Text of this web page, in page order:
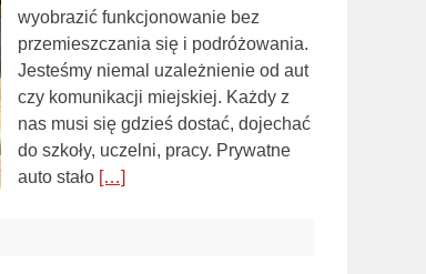
wyobrazić funkcjonowanie bez
przemieszczania się i podróżowania.
Jesteśmy niemal uzależnienie od aut
czy komunikacji miejskiej. Każdy z
nas musi się gdzieś dostać, dojechać
do szkoły, uczelni, pracy. Prywatne
auto stało […]